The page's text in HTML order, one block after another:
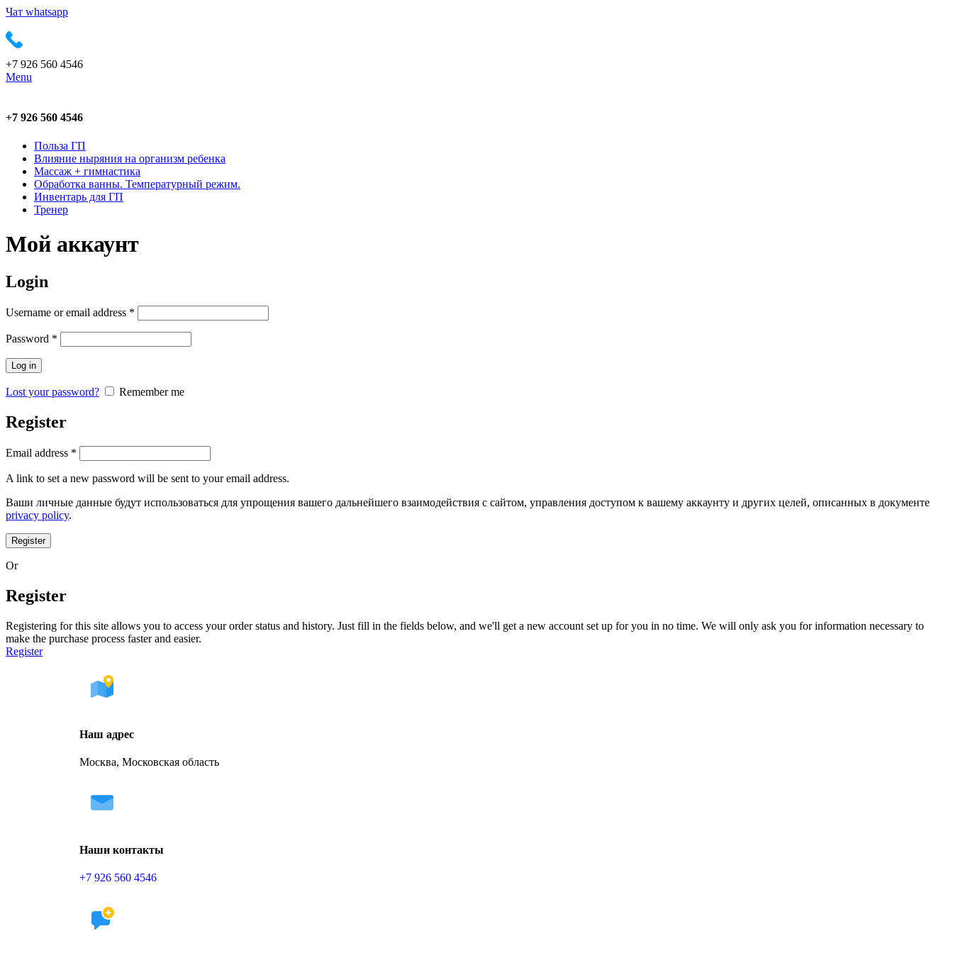
Чат whatsapp
+7 926 560 4546
Menu
+7 926 560 4546
Польза ГП
Влияние ныряния на организм ребенка
Массаж + гимнастика
Обработка ванны. Температурный режим.
Инвентарь для ГП
Тренер
Мой аккаунт
Login
Username or email address *
Password *
Log in
Lost your password? Remember me
Register
Email address *
A link to set a new password will be sent to your email address.
Ваши личные данные будут использоваться для упрощения вашего дальнейшего взаимодействия с сайтом, управления доступом к вашему аккаунту и других целей, описанных в документе
privacy policy.
Register
Or
Register
Registering for this site allows you to access your order status and history. Just fill in the fields below, and we'll get a new account set up for you in no time. We will only ask you for information necessary to
make the purchase process faster and easier.
Register
Наш адрес
Москва, Московская область
Наши контакты
+7 926 560 4546